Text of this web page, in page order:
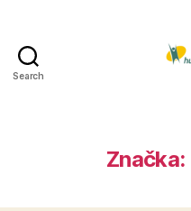
Search
Značka: